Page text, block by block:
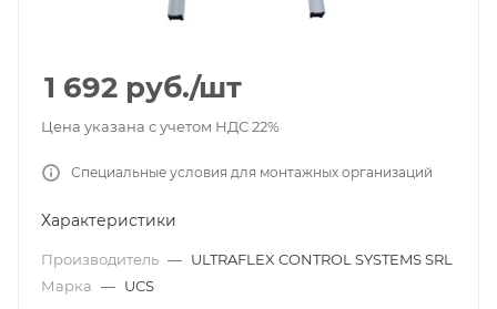
1 692 руб./шт
Цена указана с учетом НДС 22%
Специальные условия для монтажных организаций
Характеристики
Производитель — ULTRAFLEX CONTROL SYSTEMS SRL
Марка — UCS